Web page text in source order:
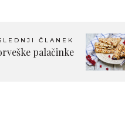
ČLANEK
palačinke